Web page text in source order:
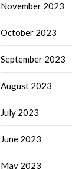
November 2023
October 2023
September 2023
August 2023
July 2023
June 2023
May 2023